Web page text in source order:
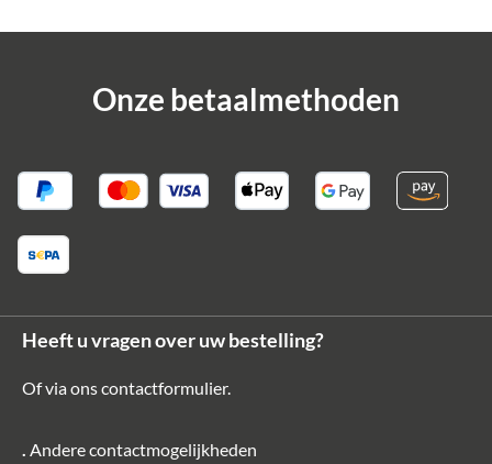
Onze betaalmethoden
Heeft u vragen over uw bestelling?
Of via onscontactformulier.
. Andere contactmogelijkheden